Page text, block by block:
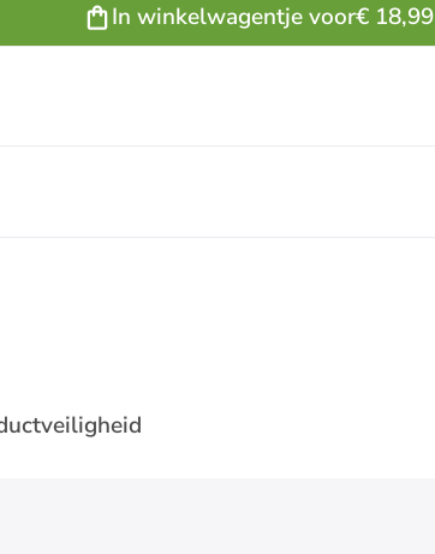
In winkelwagentje voor€ 18,99